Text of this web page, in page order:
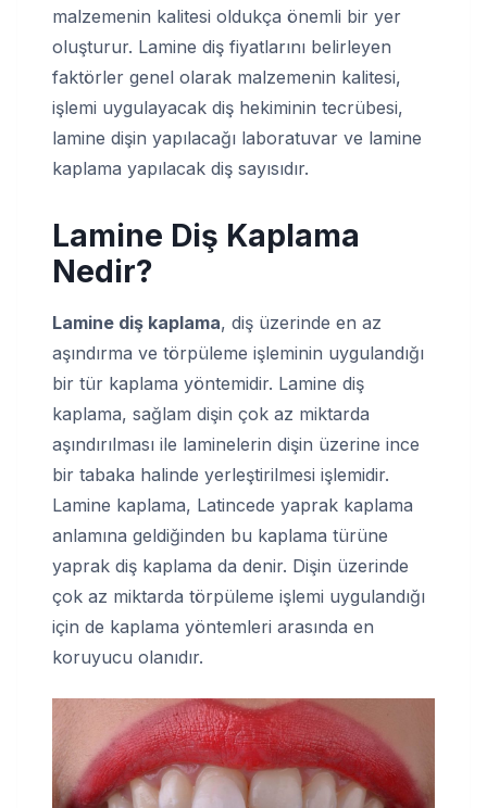
malzemenin kalitesi oldukça önemli bir yer
oluşturur. Lamine diş fiyatlarını belirleyen
faktörler genel olarak malzemenin kalitesi,
işlemi uygulayacak diş hekiminin tecrübesi,
lamine dişin yapılacağı laboratuvar ve lamine
kaplama yapılacak diş sayısıdır.
Lamine Diş Kaplama
Nedir?
Lamine diş kaplama, diş üzerinde en az
aşındırma ve törpüleme işleminin uygulandığı
bir tür kaplama yöntemidir. Lamine diş
kaplama, sağlam dişin çok az miktarda
aşındırılması ile laminelerin dişin üzerine ince
bir tabaka halinde yerleştirilmesi işlemidir.
Lamine kaplama, Latincede yaprak kaplama
anlamına geldiğinden bu kaplama türüne
yaprak diş kaplama da denir. Dişin üzerinde
çok az miktarda törpüleme işlemi uygulandığı
için de kaplama yöntemleri arasında en
koruyucu olanıdır.